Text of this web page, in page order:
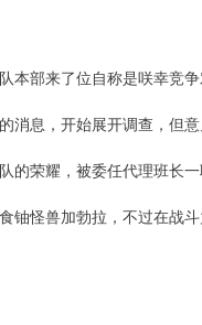
本部来了位自称是咲幸竞
消息，开始展开调查，但
的荣耀，被委任代理班长
铀怪兽加勃拉，不过在战